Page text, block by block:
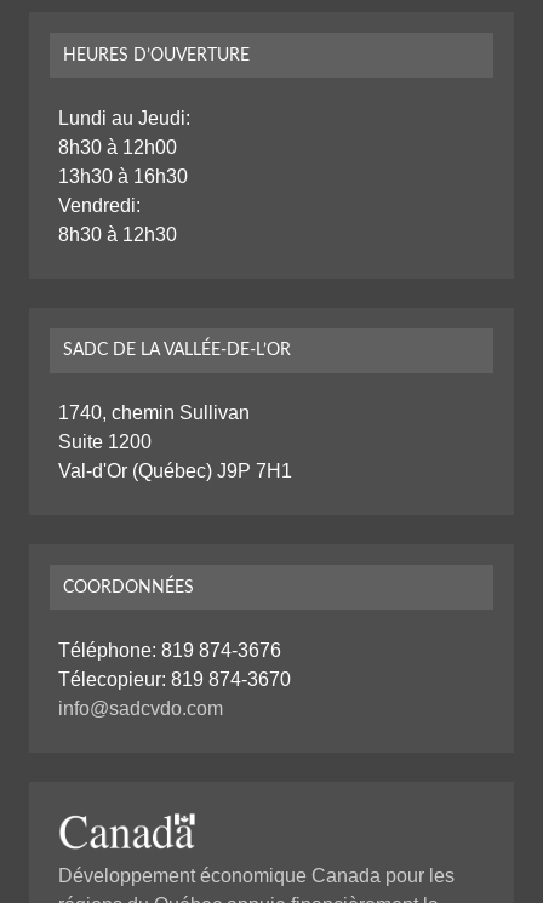
HEURES D’OUVERTURE
Lundi au Jeudi:
8h30 à 12h00
13h30 à 16h30
Vendredi:
8h30 à 12h30
SADC DE LA VALLÉE-DE-L’OR
1740, chemin Sullivan
Suite 1200
Val-d'Or (Québec) J9P 7H1
COORDONNÉES
Téléphone: 819 874-3676
Télecopieur: 819 874-3670
info@sadcvdo.com
Développement économique Canada pour les